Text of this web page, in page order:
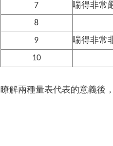
7
喘得非常
8
9
喘得非常
10
瞭解兩種量表代表的意義後